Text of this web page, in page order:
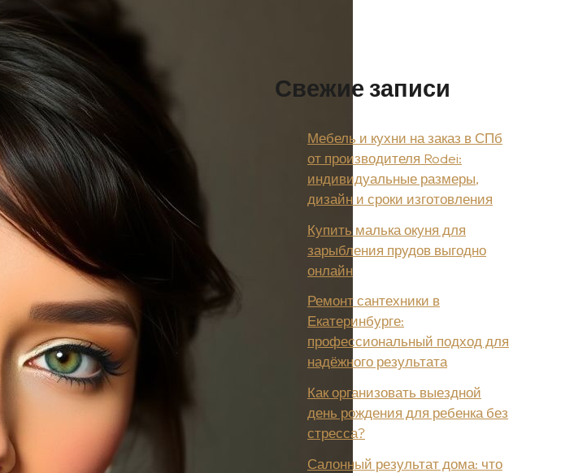
Свежие записи
Мебель и кухни на заказ в СПб
от производителя Rodei:
индивидуальные размеры,
дизайн и сроки изготовления
Купить малька окуня для
зарыбления прудов выгодно
онлайн
Ремонт сантехники в
Екатеринбурге:
профессиональный подход для
надёжного результата
Как организовать выездной
день рождения для ребенка без
стресса?
Салонный результат дома: что